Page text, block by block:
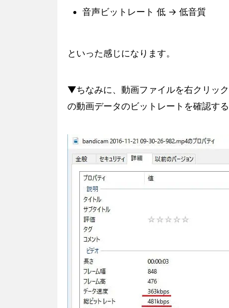
音声ビットレート 低 → 低音質
といった感じになります。
▼ちなみに、動画ファイルを右クリッ
の動画データのビットレートを確認する